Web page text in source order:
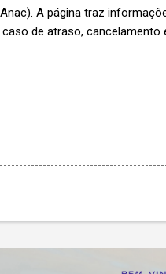
A página traz
de atraso, cancelamento